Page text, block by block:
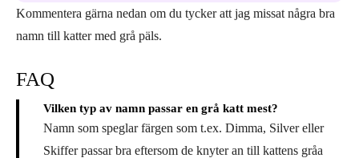
Kommentera gärna nedan om du tycker att jag missat några bra
namn till katter med grå päls.
FAQ
Vilken typ av namn passar en grå katt mest?
Namn som speglar färgen som t.ex. Dimma, Silver eller
Skiffer passar bra eftersom de knyter an till kattens gråa